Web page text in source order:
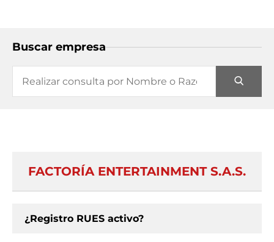
Buscar empresa
FACTORÍA ENTERTAINMENT S.A.S.
¿Registro RUES activo?